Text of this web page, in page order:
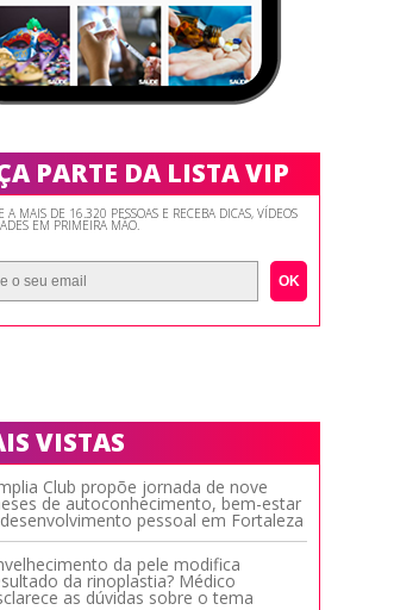
PARTE DA LISTA VIP
A MAIS DE 16.320 PESSOAS E RECEBA DICAS, VÍDEOS
EM PRIMEIRA MÃO.
OK
VISTAS
Club propõe jornada de nove
de autoconhecimento, bem-estar
pessoal em Fortaleza
da pele modifica
da rinoplastia? Médico
as dúvidas sobre o tema